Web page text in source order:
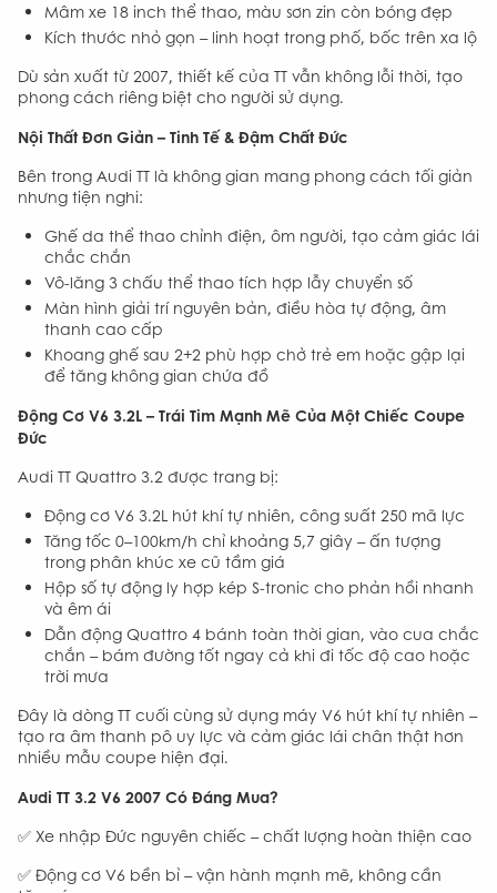
Mâm xe 18 inch thể thao, màu sơn zin còn bóng đẹp
Kích thước nhỏ gọn – linh hoạt trong phố, bốc trên xa lộ
Dù sản xuất từ 2007, thiết kế của TT vẫn không lỗi thời, tạo
phong cách riêng biệt cho người sử dụng.
Nội Thất Đơn Giản – Tinh Tế & Đậm Chất Đức
Bên trong Audi TT là không gian mang phong cách tối giản
nhưng tiện nghi:
Ghế da thể thao chỉnh điện, ôm người, tạo cảm giác lái
chắc chắn
Vô-lăng 3 chấu thể thao tích hợp lẫy chuyển số
Màn hình giải trí nguyên bản, điều hòa tự động, âm
thanh cao cấp
Khoang ghế sau 2+2 phù hợp chở trẻ em hoặc gập lại
để tăng không gian chứa đồ
Động Cơ V6 3.2L – Trái Tim Mạnh Mẽ Của Một Chiếc Coupe
Đức
Audi TT Quattro 3.2 được trang bị:
Động cơ V6 3.2L hút khí tự nhiên, công suất 250 mã lực
Tăng tốc 0–100km/h chỉ khoảng 5,7 giây – ấn tượng
trong phân khúc xe cũ tầm giá
Hộp số tự động ly hợp kép S-tronic cho phản hồi nhanh
và êm ái
Dẫn động Quattro 4 bánh toàn thời gian, vào cua chắc
chắn – bám đường tốt ngay cả khi đi tốc độ cao hoặc
trời mưa
Đây là dòng TT cuối cùng sử dụng máy V6 hút khí tự nhiên –
tạo ra âm thanh pô uy lực và cảm giác lái chân thật hơn
nhiều mẫu coupe hiện đại.
Audi TT 3.2 V6 2007 Có Đáng Mua?
✅ Xe nhập Đức nguyên chiếc – chất lượng hoàn thiện cao
✅ Động cơ V6 bền bỉ – vận hành mạnh mẽ, không cần